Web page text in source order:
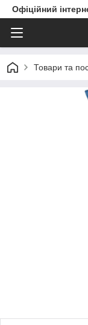
Офіційний
Товари та